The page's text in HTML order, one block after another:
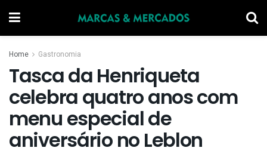
Home Gastronomia
Tasca da Henriqueta
celebra quatro anos com
menu especial de
aniversário no Leblon